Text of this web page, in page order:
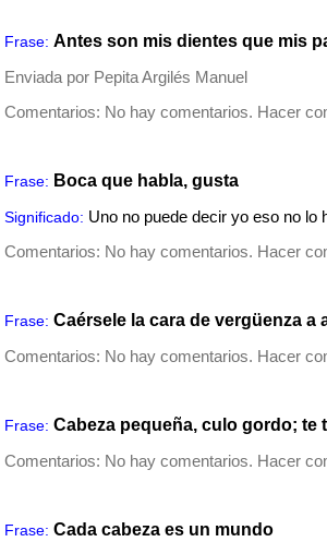
Frase: Antes son mis dientes que mis
Enviada por Pepita Argilés Manuel
Comentarios: No hay comentarios. Hacer
Frase: Boca que habla, gusta
Significado: Uno no puede decir yo eso no lo
Comentarios: No hay comentarios. Hacer
Frase: Caérsele la cara de vergüenza a
Comentarios: No hay comentarios. Hacer
Frase: Cabeza pequeña, culo gordo; te
Comentarios: No hay comentarios. Hacer
Frase: Cada cabeza es un mundo